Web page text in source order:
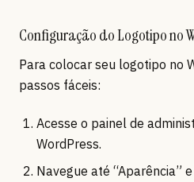
Configuração do Logotipo no
Para colocar seu logotipo no
passos fáceis:
Acesse o painel de
WordPress.
Navegue até “Aparência”